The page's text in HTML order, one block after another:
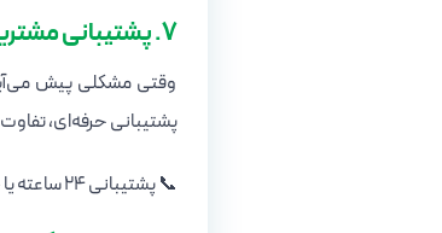
7. پشتیبانی مشتریان و پاسخ‌گویی
وقتی مشکلی پیش
پشتیبانی حرفه‌ای،
📞 پشتیبانی ۲۴ ساعته یا چت آنلاین یک مزیت رقابتی مهم محسوب می‌شود.